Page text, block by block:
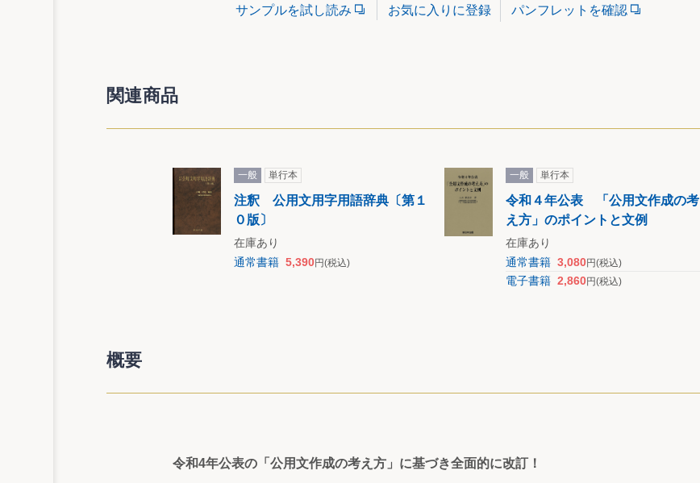
サンプルを試し読み お気に入りに登録 パンフレットを確認
関連商品
一般 単行本
注釈 公用文用字用語辞典〔第１
０版〕
在庫あり
通常書籍 5,390円(税込)
一般 単行本
令和４年公表 「公用文作成の考
え方」のポイントと文例
在庫あり
通常書籍 3,080円(税込)
電子書籍 2,860円(税込)
概要
令和4年公表の「公用文作成の考え方」に基づき全面的に改訂！